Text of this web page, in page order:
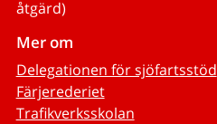
åtgärd)
Mer om
Delegationen för sjöfartsstöd
Färjerederiet
Trafikverksskolan